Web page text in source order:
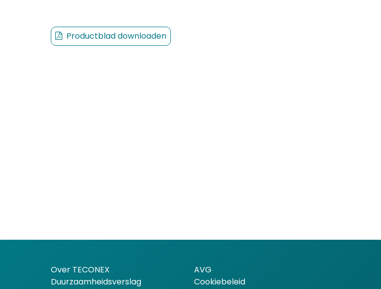
Productblad downloaden
Over TECONEX
Duurzaamheidsverslag
AVG
Cookiebeleid